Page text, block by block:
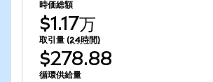
時価総額
$1.17万
取引量 (24時間)
$278.88
循環供給量